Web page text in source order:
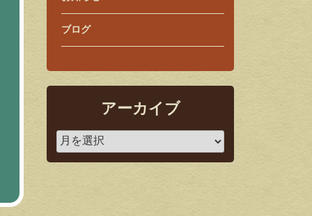
ブログ
アーカイブ